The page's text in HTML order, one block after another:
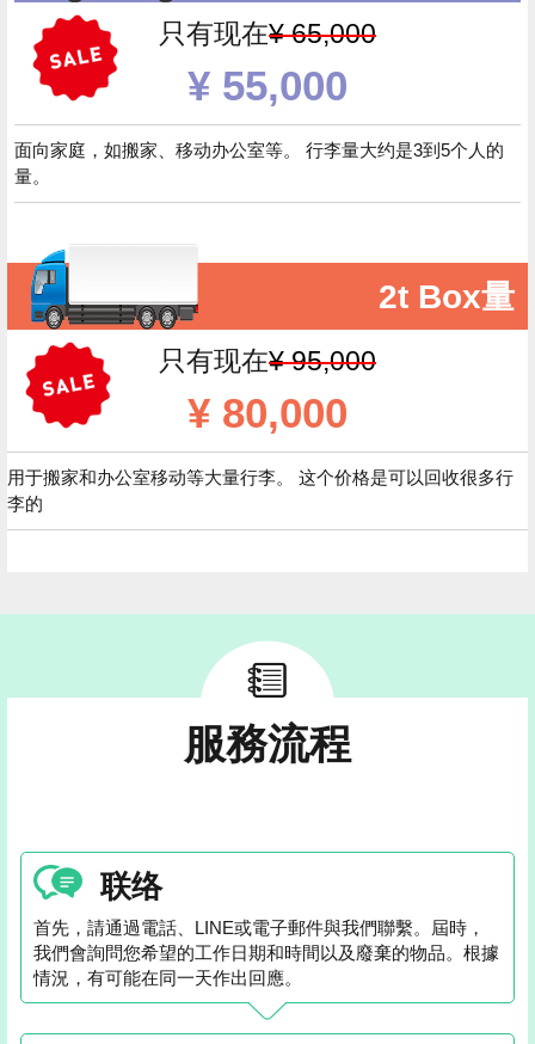
只有现在¥ 65,000
¥ 55,000
面向家庭，如搬家、移动办公室等。 行李量大约是3到5个人的
量。
2t Box量
只有现在¥ 95,000
¥ 80,000
用于搬家和办公室移动等大量行李。 这个价格是可以回收很多行
李的
服務流程
联络
首先，請通過電話、LINE或電子郵件與我們聯繫。屆時，
我們會詢問您希望的工作日期和時間以及廢棄的物品。根據
情況，有可能在同一天作出回應。